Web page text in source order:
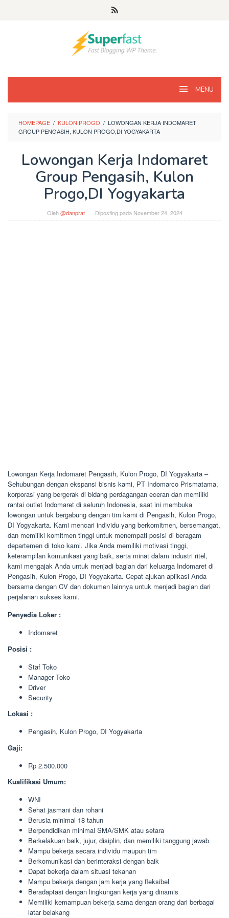
MENU
HOMEPAGE / KULON PROGO / LOWONGAN KERJA INDOMARET
GROUP PENGASIH, KULON PROGO,DI YOGYAKARTA
Lowongan Kerja Indomaret
Group Pengasih, Kulon
Progo,DI Yogyakarta
Oleh@danprat Diposting pada November 24, 2024
Lowongan Kerja Indomaret Pengasih, Kulon Progo, DI Yogyakarta –
Sehubungan dengan ekspansi bisnis kami, PT Indomarco Prismatama,
korporasi yang bergerak di bidang perdagangan eceran dan memiliki
rantai outlet Indomaret di seluruh Indonesia, saat ini membuka
lowongan untuk bergabung dengan tim kami di Pengasih, Kulon Progo,
DI Yogyakarta. Kami mencari individu yang berkomitmen, bersemangat,
dan memiliki komitmen tinggi untuk menempati posisi di beragam
departemen di toko kami. Jika Anda memiliki motivasi tinggi,
keterampilan komunikasi yang baik, serta minat dalam industri ritel,
kami mengajak Anda untuk menjadi bagian dari keluarga Indomaret di
Pengasih, Kulon Progo, DI Yogyakarta. Cepat ajukan aplikasi Anda
bersama dengan CV dan dokumen lainnya untuk menjadi bagian dari
perjalanan sukses kami.
Penyedia Loker :
Indomaret
Posisi :
Staf Toko
Manager Toko
Driver
Security
Lokasi :
Pengasih, Kulon Progo, DI Yogyakarta
Gaji:
Rp 2.500.000
Kualifikasi Umum:
WNI
Sehat jasmani dan rohani
Berusia minimal 18 tahun
Berpendidikan minimal SMA/SMK atau setara
Berkelakuan baik, jujur, disiplin, dan memiliki tanggung jawab
Mampu bekerja secara individu maupun tim
Berkomunikasi dan berinteraksi dengan baik
Dapat bekerja dalam situasi tekanan
Mampu bekerja dengan jam kerja yang fleksibel
Beradaptasi dengan lingkungan kerja yang dinamis
Memiliki kemampuan bekerja sama dengan orang dari berbagai
latar belakang